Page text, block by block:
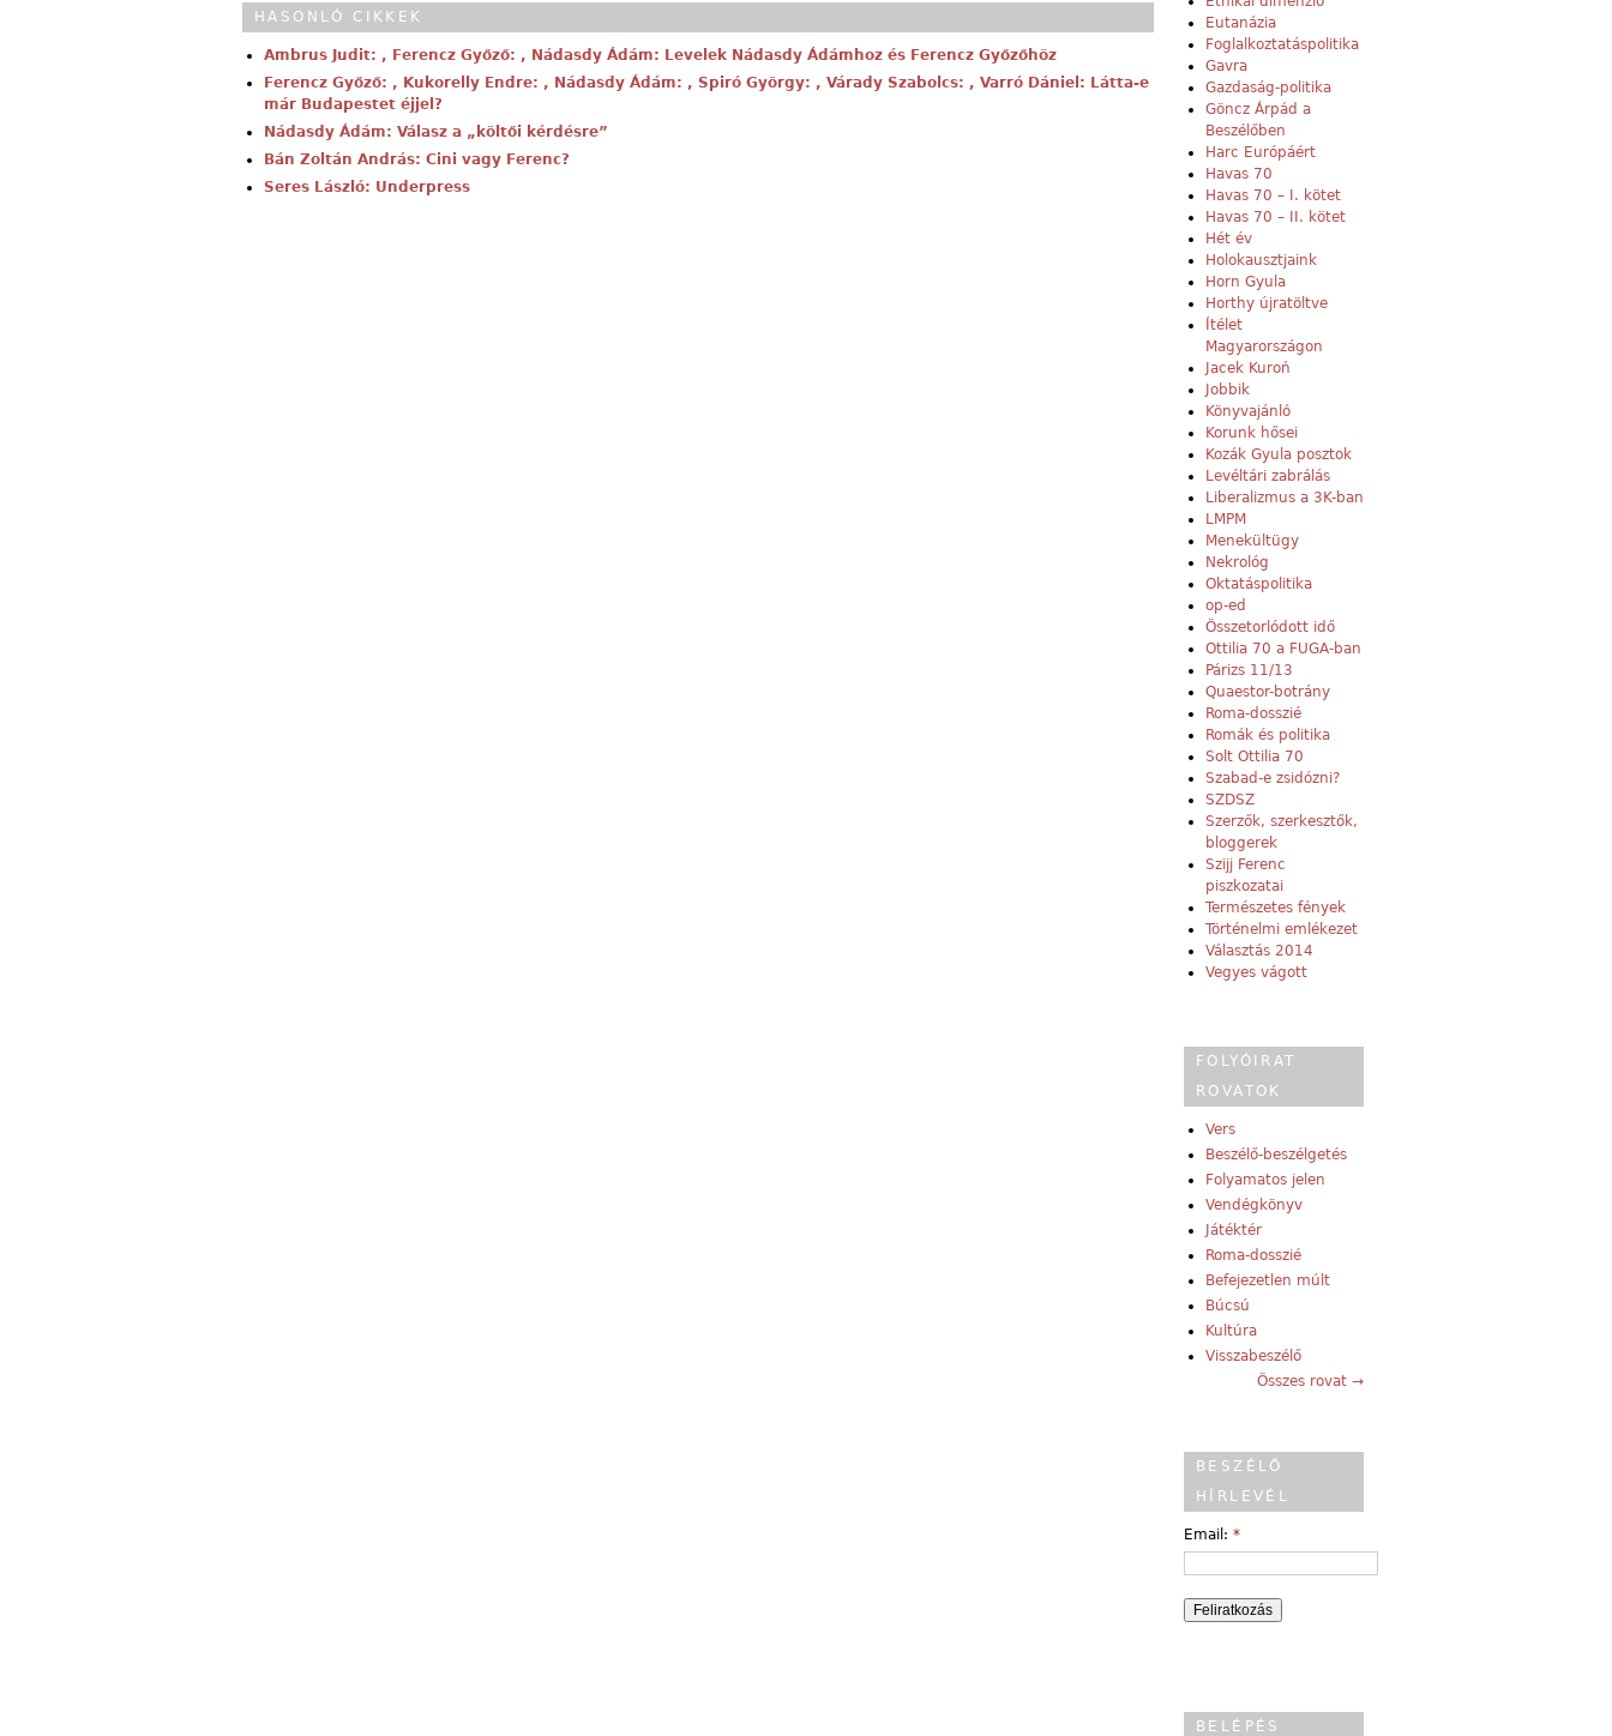
HASONLÓ CIKKEK
Ambrus Judit: , Ferencz Győző: , Nádasdy Ádám: Levelek Nádasdy Ádámhoz és Ferencz Győzőhöz
Ferencz Győző: , Kukorelly Endre: , Nádasdy Ádám: , Spiró György: , Várady Szabolcs: , Varró Dániel: Látta-e
már Budapestet éjjel?
Nádasdy Ádám: Válasz a „költői kérdésre”
Bán Zoltán András: Cini vagy Ferenc?
Seres László: Underpress
Eutanázia
Foglalkoztatáspolitika
Gavra
Gazdaság-politika
Göncz Árpád a
Beszélőben
Harc Európáért
Havas 70
Havas 70 – I. kötet
Havas 70 – II. kötet
Hét év
Holokausztjaink
Horn Gyula
Horthy újratöltve
Ítélet
Magyarországon
Jacek Kuroń
Jobbik
Könyvajánló
Korunk hősei
Kozák Gyula posztok
Levéltári zabrálás
Liberalizmus a 3K-ban
LMPM
Menekültügy
Nekrológ
Oktatáspolitika
op-ed
Összetorlódott idő
Ottilia 70 a FUGA-ban
Párizs 11/13
Quaestor-botrány
Roma-dosszié
Romák és politika
Solt Ottilia 70
Szabad-e zsidózni?
SZDSZ
Szerzők, szerkesztők,
bloggerek
Szijj Ferenc
piszkozatai
Természetes fények
Történelmi emlékezet
Választás 2014
Vegyes vágott
FOLYÓIRAT
ROVATOK
Vers
Beszélő-beszélgetés
Folyamatos jelen
Vendégkönyv
Játéktér
Roma-dosszié
Befejezetlen múlt
Búcsú
Kultúra
Visszabeszélő
Összes rovat →
BESZÉLŐ
HÍRLEVÉL
Email: *
BELÉPÉS